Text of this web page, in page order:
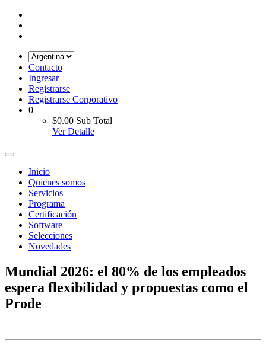
Contacto
Ingresar
Registrarse
Registrarse Corporativo
0
$0.00 Sub Total
Ver Detalle
Inicio
Quienes somos
Servicios
Programa
Certificación
Software
Selecciones
Novedades
Mundial 2026: el 80% de los empleados
espera flexibilidad y propuestas como el
Prode